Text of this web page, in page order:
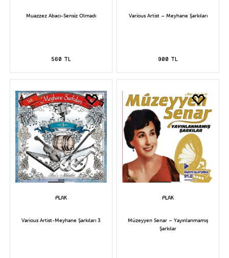
Muazzez Abacı-Sensiz Olmadı
560 TL
Various Artist – Meyhane Şarkıları
900 TL
Various Artist-Meyhane Şarkıları 3
Müzeyyen Senar – Yayınlanmamış
Şarkılar